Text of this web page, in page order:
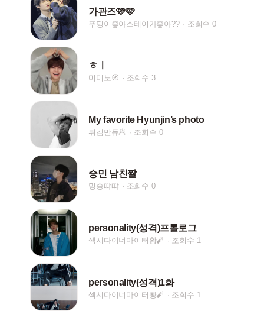
가관즈🩷🩷
푸딩이좋아스테이가좋아?? 조회수 0
ㅎㅣ
미미노🧭 조회수 3
My favorite Hyunjin’s photo
튀김만듀🥟 조회수 0
승민 남친짤
밍승땨땨 조회수 0
personality(성격)프롤로그
섹시다이너마이터황🧨 조회수 1
personality(성격)1화
섹시다이너마이터황🧨 조회수 1